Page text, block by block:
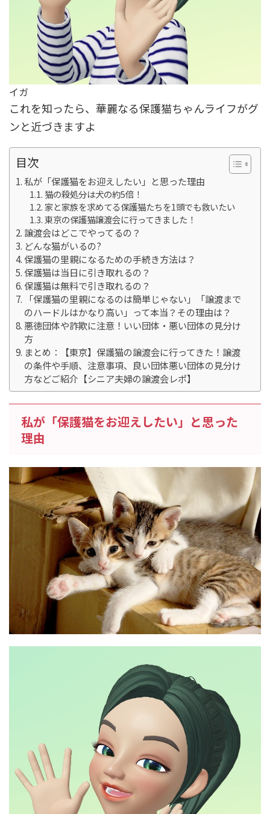
イガ
これを知ったら、華麗なる保護猫ちゃんライフがグ
ンと近づきますよ
目次
私が「保護猫をお迎えしたい」と思った理由
猫の殺処分は犬の約5倍！
家と家族を求めてる保護猫たちを1頭でも救いたい
東京の保護猫譲渡会に行ってきました！
譲渡会はどこでやってるの？
どんな猫がいるの?
保護猫の里親になるための手続き方法は？
保護猫は当日に引き取れるの？
保護猫は無料で引き取れるの？
「保護猫の里親になるのは簡単じゃない」「譲渡まで
のハードルはかなり高い」って本当？その理由は？
悪徳団体や詐欺に注意！いい団体・悪い団体の見分け
方
まとめ：【東京】保護猫の譲渡会に行ってきた！譲渡
の条件や手順、注意事項、良い団体悪い団体の見分け
方などご紹介【シニア夫婦の譲渡会レポ】
私が「保護猫をお迎えしたい」と思った
理由